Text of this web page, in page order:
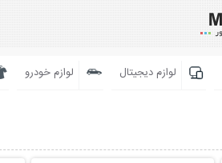
لوازم دیجیتال لوازم خودرو